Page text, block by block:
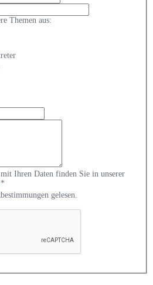
Themen aus:
Ihren Daten finden Sie in unserer
*
gelesen.